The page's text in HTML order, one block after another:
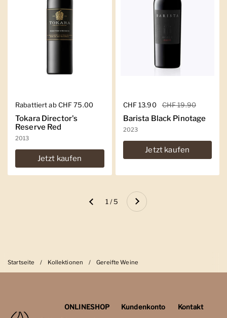
Regulärer Preis
Rabattiert ab CHF 75.00
Tokara Director's
Reserve Red
2013
Jetzt kaufen
Regulärer Preis
CHF 13.90 Sale-Preis
CHF 19.90
Barista Black Pinotage
2023
Jetzt kaufen
Zurück 1 / 5 Weiter
Startseite / Kollektionen / Gereifte Weine
ONLINESHOP
Kundenkonto
Kontakt